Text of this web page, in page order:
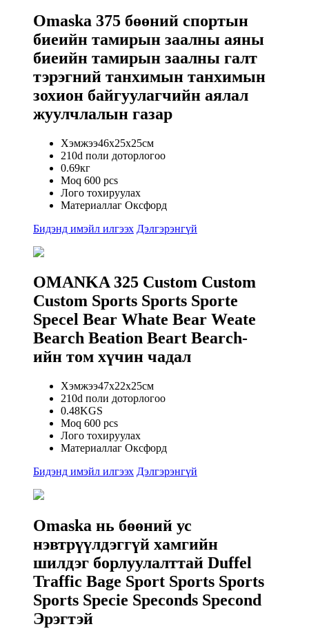
Omaska ​​375 бөөний спортын
биеийн тамирын заалны аяны
биеийн тамирын заалны галт
тэрэгний танхимын танхимын
зохион байгуулагчийн аялал
жуулчлалын газар
Хэмжээ46x25x25см
210d поли доторлогоо
0.69кг
Moq 600 pcs
Лого тохируулах
Материаллаг Оксфорд
Бидэнд имэйл илгээх Дэлгэрэнгүй
OMANKA 325 Custom Custom
Custom Sports Sports Sporte
Specel Bear Whate Bear Weate
Bearch Beation Beart Bearch-
ийн том хүчин чадал
Хэмжээ47x22x25см
210d поли доторлогоо
0.48KGS
Moq 600 pcs
Лого тохируулах
Материаллаг Оксфорд
Бидэнд имэйл илгээх Дэлгэрэнгүй
Omaska ​​нь бөөний ус
нэвтрүүлдэггүй хамгийн
шилдэг борлуулалттай Duffel
Traffic Bage Sport Sports Sports
Sports Specie Speconds Specond
Эрэгтэй